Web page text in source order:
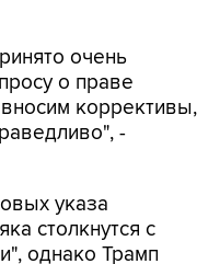
очень
о праве
коррективы,
-
указа
столкнутся с
однако Трамп